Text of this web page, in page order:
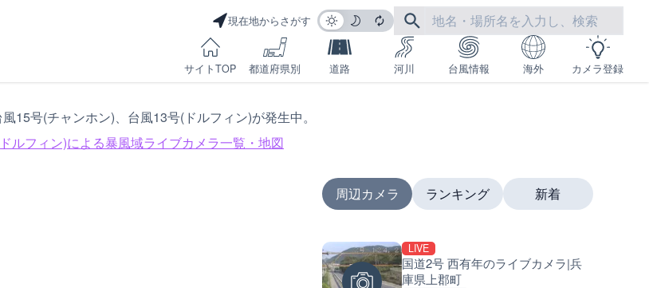
現在地からさがす
サイトTOP 都道府県別 道路 河川 台風情報 海外 カメラ登録
風15号(チャンホン)、台風13号(ドルフィン)が発生中。
ルフィン)による暴風域ライブカメラ一覧・地図
周辺カメラ
LIVE
国道2号 西有年のライブカメラ|兵
庫県上郡町
ランキング
国道406号 鬼無里のライブカ
新着
南出川水門付近のライブカメ